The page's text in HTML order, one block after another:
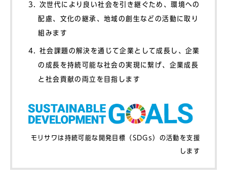
次世代により良い社会を引き継ぐため、環境への
配慮、⽂化の継承、地域の創⽣などの活動に取り
組みます
社会課題の解決を通じて企業として成⻑し、企業
の成⻑を持続可能な社会の実現に繋げ、企業成長
と社会貢献の両⽴を⽬指します
モリサワは持続可能な開発⽬標（SDGs）の活動を⽀援
します